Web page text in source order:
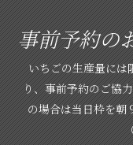
事前予約の
いちごの生産量には
り、事前予約のご協
の場合は当日枠を朝